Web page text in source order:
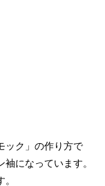
ック」の作り方で
になっています。